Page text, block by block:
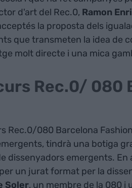
d'art del Rec.0, Ramon
la proposta dels
que transmeten la idea de
molt directe i una mica
Rec.0/ 080
Rec.0/080 Barcelona
tindrà una botiga
dissenyadors emergents. En
un jurat format per la
Soler, un membre de la 080 i